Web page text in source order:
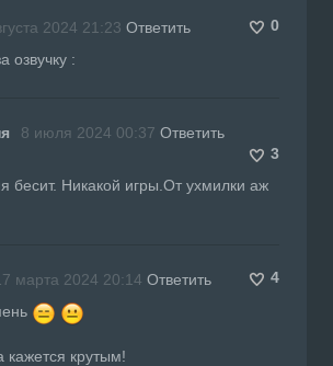
2024 21:23 Ответить
0
озвучку :
8 июля 2024 00:37 Ответить
3
бесит. Никакой игры.От ухмилки аж
марта 2024 20:14 Ответить
4
крутым!